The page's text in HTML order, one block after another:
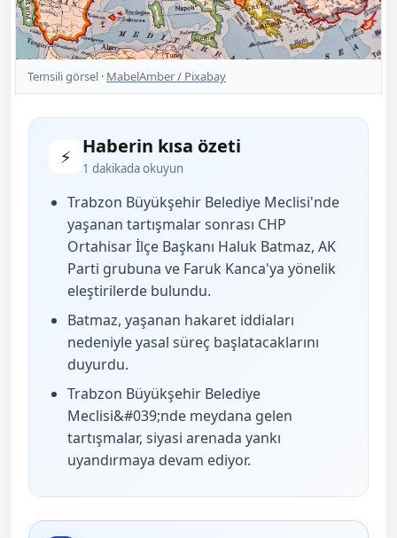
Temsili görsel · MabelAmber / Pixabay
⚡ Haberin kısa özeti
1 dakikada okuyun
Trabzon Büyükşehir Belediye Meclisi'nde
yaşanan tartışmalar sonrası CHP
Ortahisar İlçe Başkanı Haluk Batmaz, AK
Parti grubuna ve Faruk Kanca'ya yönelik
eleştirilerde bulundu.
Batmaz, yaşanan hakaret iddiaları
nedeniyle yasal süreç başlatacaklarını
duyurdu.
Trabzon Büyükşehir Belediye
Meclisi&#039;nde meydana gelen
tartışmalar, siyasi arenada yankı
uyandırmaya devam ediyor.